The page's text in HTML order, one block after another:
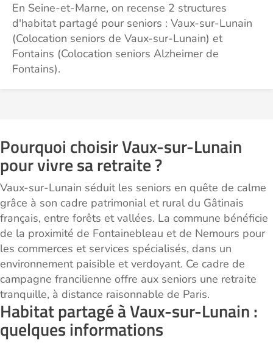
En Seine-et-Marne, on recense 2 structures
d'habitat partagé pour seniors : Vaux-sur-Lunain
(Colocation seniors de Vaux-sur-Lunain) et
Fontains (Colocation seniors Alzheimer de
Fontains).
Pourquoi choisir Vaux-sur-Lunain
pour vivre sa retraite ?
Vaux-sur-Lunain séduit les seniors en quête de calme
grâce à son cadre patrimonial et rural du Gâtinais
français, entre forêts et vallées. La commune bénéficie
de la proximité de Fontainebleau et de Nemours pour
les commerces et services spécialisés, dans un
environnement paisible et verdoyant. Ce cadre de
campagne francilienne offre aux seniors une retraite
tranquille, à distance raisonnable de Paris.
Habitat partagé à Vaux-sur-Lunain :
quelques informations